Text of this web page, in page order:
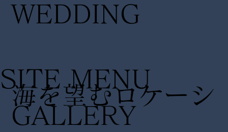
WEDDING
海を望むロケーシ
GALLERY
SITE MENU